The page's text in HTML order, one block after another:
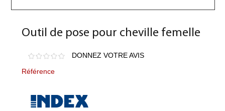
Outil de pose pour cheville femelle
DONNEZ VOTRE AVIS
Référence